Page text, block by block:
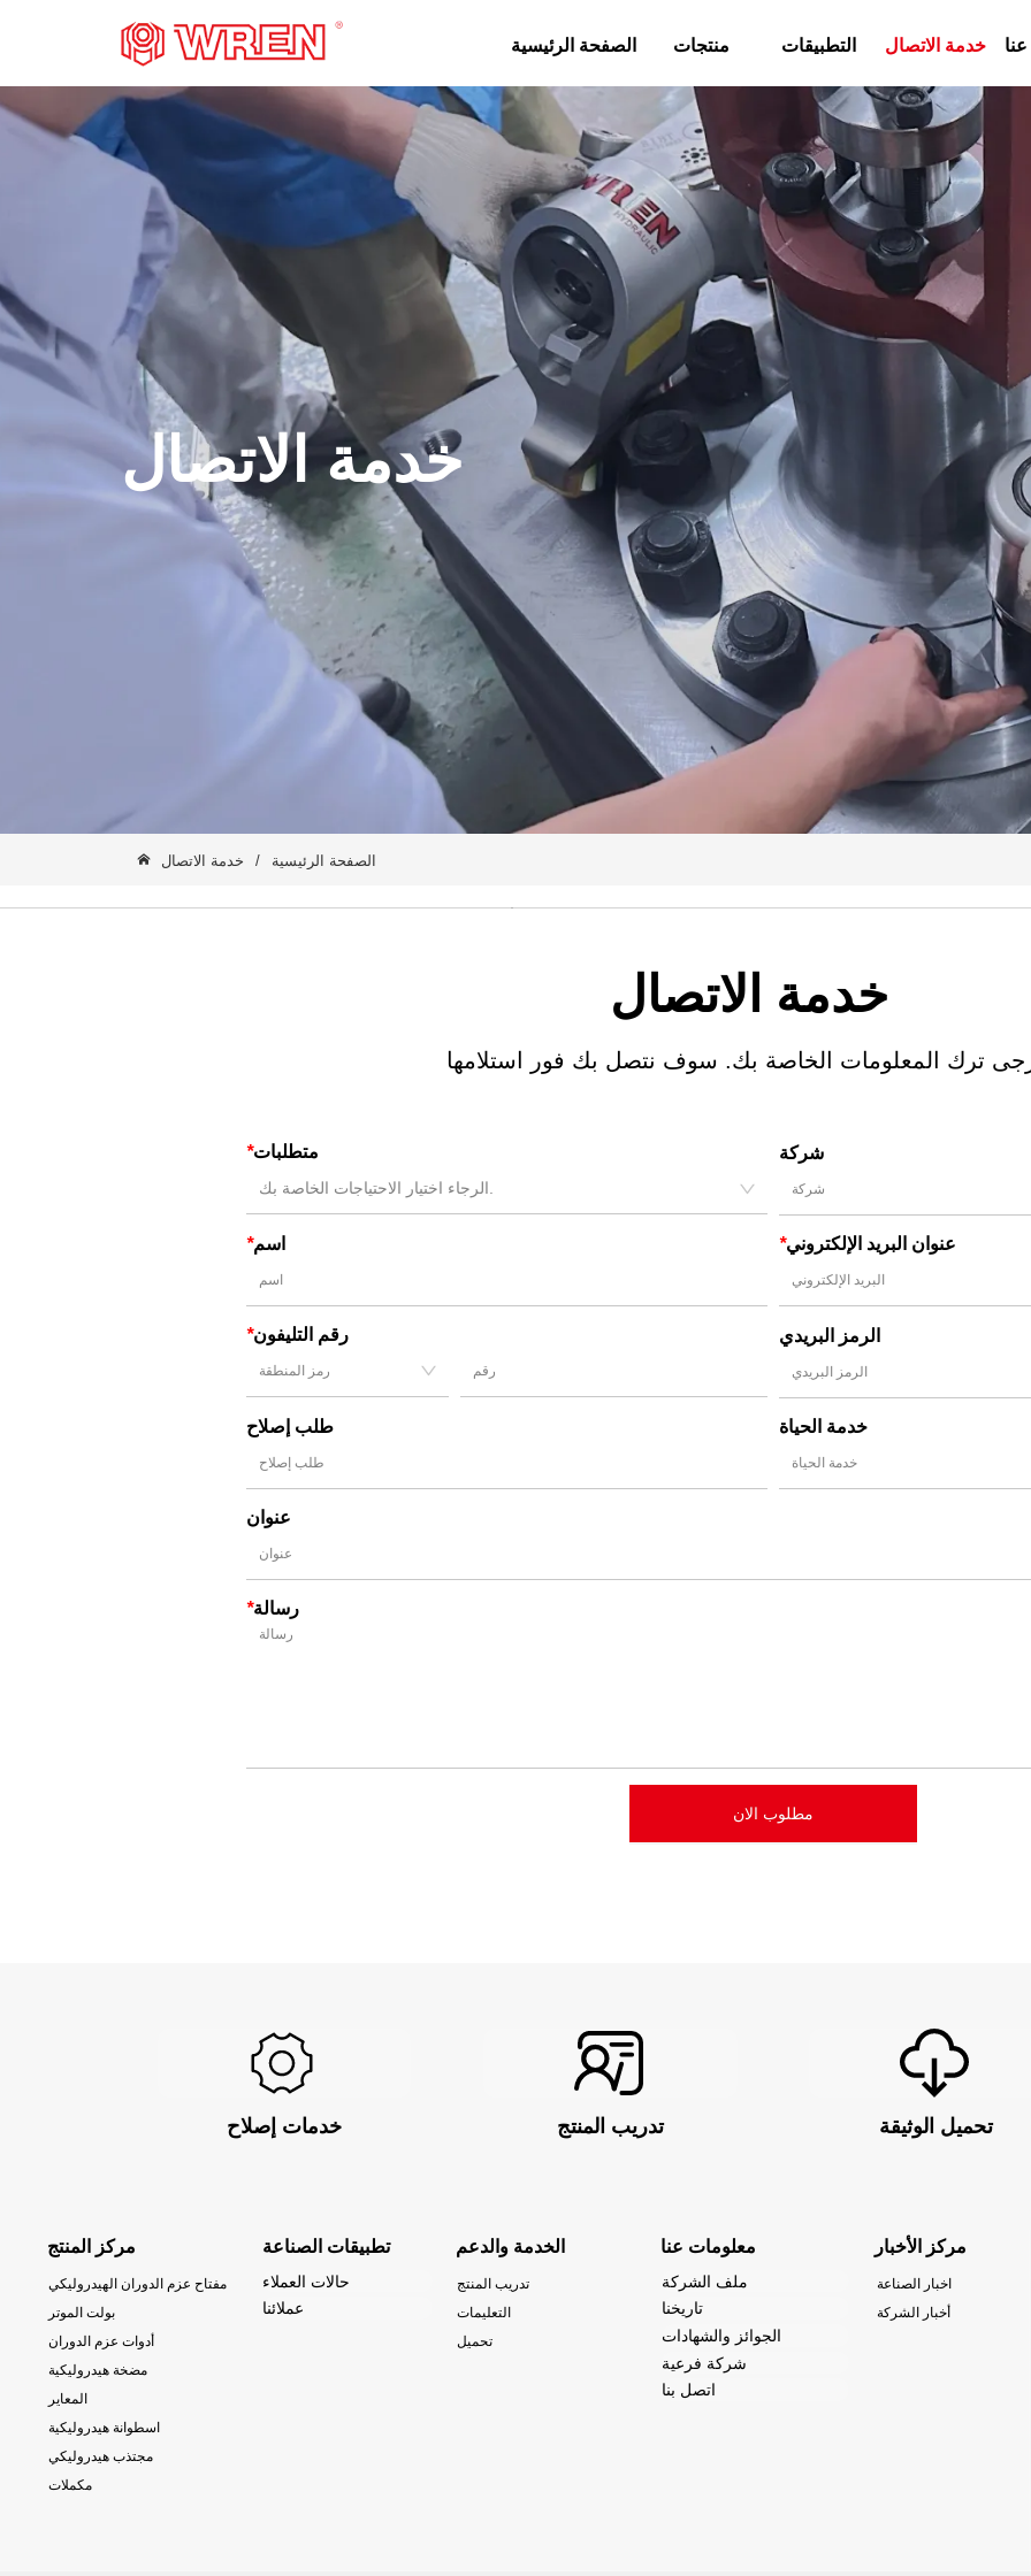
شعار الصفحة الرئيسية منتجات التطبيقات خدمة الاتصال
خدمة الاتصال
الصفحة الرئيسية / خدمة الاتصال
خدمة الاتصال
*متطلبات شركة
*اسم *عنوان البريد الإلكتروني
*رقم التليفون الرمز البريدي
طلب إصلاح خدمة الحياة
عنوان
*رسالة
مطلوب الان
خدمات إصلاح تدريب المنتج تحميل الوثيقة
مركز المنتج
مفتاح عزم الدوران الهيدروليكي
بولت الموتر
أدوات عزم الدوران
مضخة هيدروليكية
المعاير
اسطوانة هيدروليكية
مجتذب هيدروليكي
مكملات
تطبيقات الصناعة
حالات العملاء
عملائنا
الخدمة والدعم
تدريب المنتج
التعليمات
تحميل
معلومات عنا
ملف الشركة
تاريخنا
الجوائز والشهادات
شركة فرعية
اتصل بنا
مركز الأخبار
اخبار الصناعة
أخبار الشركة